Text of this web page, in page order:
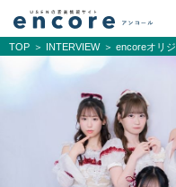
TOP INTERVIEW encoreオリ